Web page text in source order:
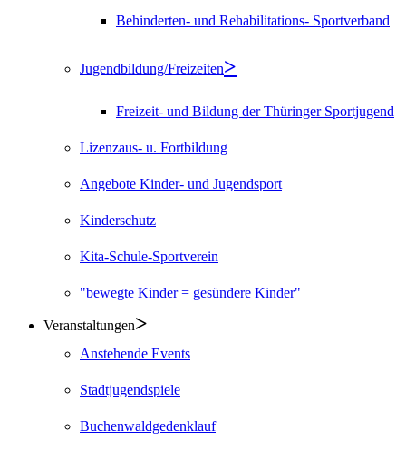
Behinderten- und Rehabilitations- Sportverband
Jugendbildung/Freizeiten
Freizeit- und Bildung der Thüringer Sportjugend
Lizenzaus- u. Fortbildung
Angebote Kinder- und Jugendsport
Kinderschutz
Kita-Schule-Sportverein
"bewegte Kinder = gesündere Kinder"
Veranstaltungen
Anstehende Events
Stadtjugendspiele
Buchenwaldgedenklauf